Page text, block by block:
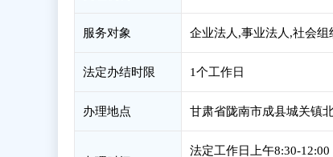
服务对象 企业法人,事业法人,社会组
法定办结时限 1个工作日
办理地点 甘肃省陇南市成县城关镇
法定工作日上午8:30-